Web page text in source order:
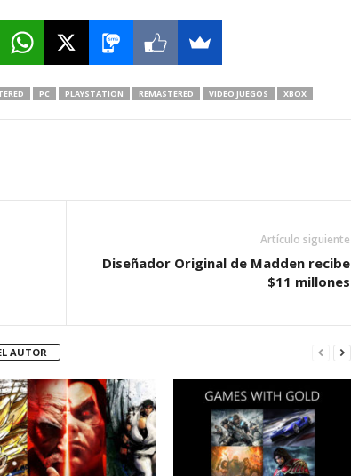
PC PLAYSTATION REMASTERED VIDEO JUEGOS XBOX
Artículo siguiente
Diseñador Original de Madden recibe
$11 millones
AUTOR